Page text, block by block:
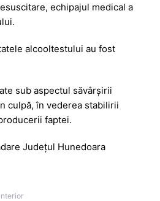
echipajul medical a
alcooltestului au fost
sub aspectul săvârșirii
culpă, în vederea stabilirii
faptei.
Județul Hunedoara